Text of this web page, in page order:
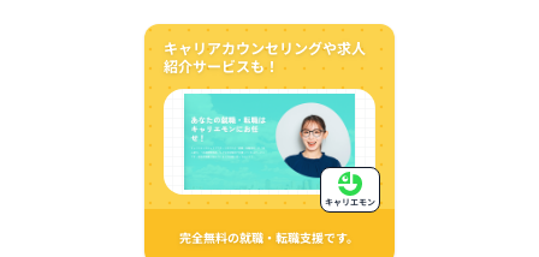
キャリアカウンセリングや求人
紹介サービスも！
完全無料の就職・転職支援です。
キャリエモン